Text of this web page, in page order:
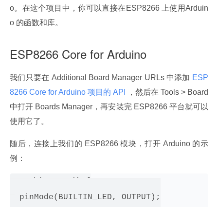
o。在这个项目中，你可以直接在ESP8266 上使用Arduin
o 的函数和库。
ESP8266 Core for Arduino
我们只要在 Additional Board Manager URLs 中添加 ESP
8266 Core for Arduino 项目的 API
，然后在 Tools > Board
中打开 Boards Manager，再安装完 ESP8266 平台就可以
使用它了。
随后，连接上我们的 ESP8266 模块，打开 Arduino 的示
例：
  pinMode(BUILTIN_LED, OUTPUT);